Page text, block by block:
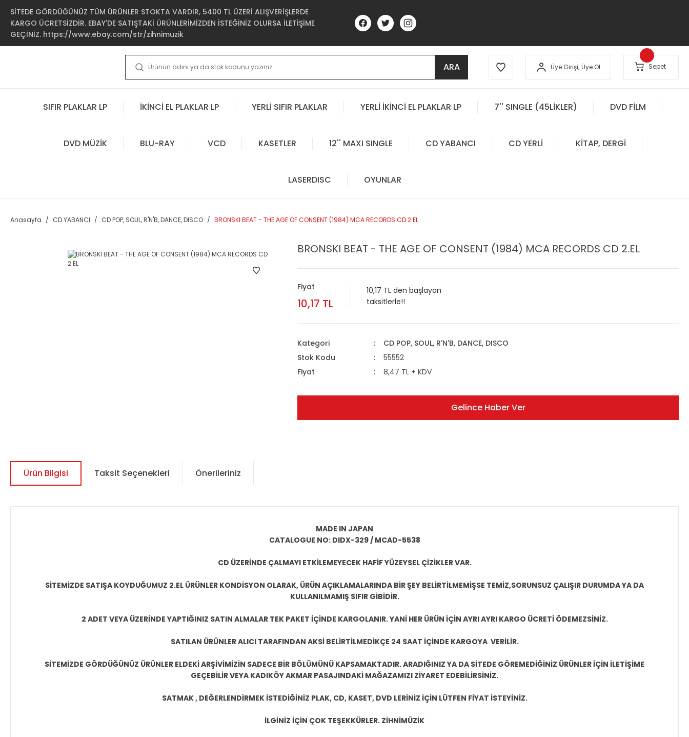
SİTEDE GÖRDÜĞÜNÜZ TÜM ÜRÜNLER STOKTA VARDIR, 5400 TL ÜZERİ ALIŞVERİŞLERDE
KARGO ÜCRETSİZDİR. EBAY'DE SATIŞTAKİ ÜRÜNLERİMİZDEN İSTEĞİNİZ OLURSA İLETİŞİME
GEÇİNİZ. https://www.ebay.com/str/zihnimuzik
ARA Üye Girişi, Üye Ol Sepet
SIFIR PLAKLAR LP İKİNCİ EL PLAKLAR LP YERLİ SIFIR PLAKLAR YERLİ İKİNCİ EL PLAKLAR LP 7'' SINGLE (45LİKLER) DVD FİLM
DVD MÜZİK BLU-RAY VCD KASETLER 12'' MAXI SINGLE CD YABANCI CD YERLİ KİTAP, DERGİ
LASERDISC OYUNLAR
Anasayfa CD YABANCI CD POP, SOUL, R'N'B, DANCE, DISCO BRONSKI BEAT - THE AGE OF CONSENT (1984) MCA RECORDS CD 2.EL
BRONSKI BEAT - THE AGE OF CONSENT (1984) MCA RECORDS CD 2.EL
Fiyat
10,17 TL
10,17 TL den başlayan
taksitlerle!!
Kategori
CD POP, SOUL, R'N'B, DANCE, DISCO
Stok Kodu
55552
Fiyat
8,47 TL + KDV
Gelince Haber Ver
Ürün Bilgisi Taksit Seçenekleri Önerileriniz
MADE IN JAPAN
CATALOGUE NO: DIDX-329 / MCAD-5538
CD ÜZERİNDE ÇALMAYI ETKİLEMEYECEK HAFİF YÜZEYSEL ÇİZİKLER VAR.
SİTEMİZDE SATIŞA KOYDUĞUMUZ 2.EL ÜRÜNLER KONDİSYON OLARAK, ÜRÜN AÇIKLAMALARINDA BİR ŞEY BELİRTİLMEMİŞSE TEMİZ,SORUNSUZ ÇALIŞIR DURUMDA YA DA
KULLANILMAMIŞ SIFIR GİBİDİR.
2 ADET VEYA ÜZERİNDE YAPTIĞINIZ SATIN ALMALAR TEK PAKET İÇİNDE KARGOLANIR. YANİ HER ÜRÜN İÇİN AYRI AYRI KARGO ÜCRETİ ÖDEMEZSİNİZ.
SATILAN ÜRÜNLER ALICI TARAFINDAN AKSİ BELİRTİLMEDİKÇE 24 SAAT İÇİNDE KARGOYA VERİLİR.
SİTEMİZDE GÖRDÜĞÜNÜZ ÜRÜNLER ELDEKİ ARŞİVİMİZİN SADECE BİR BÖLÜMÜNÜ KAPSAMAKTADIR. ARADIĞINIZ YA DA SİTEDE GÖREMEDİĞİNİZ ÜRÜNLER İÇİN İLETİŞİME
GEÇEBİLİR VEYA KADIKÖY AKMAR PASAJINDAKİ MAĞAZAMIZI ZİYARET EDEBİLİRSİNİZ.
SATMAK , DEĞERLENDİRMEK İSTEDİĞİNİZ PLAK, CD, KASET, DVD LERİNİZ İÇİN LÜTFEN FİYAT İSTEYİNİZ.
İLGİNİZ İÇİN ÇOK TEŞEKKÜRLER. ZİHNİMÜZİK